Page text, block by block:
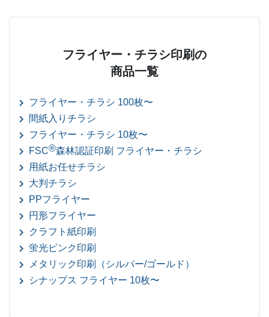
フライヤー・チラシ印刷の
商品一覧
フライヤー・チラシ 100枚〜
間紙入りチラシ
フライヤー・チラシ 10枚〜
FSC®森林認証印刷 フライヤー・チラシ
用紙お任せチラシ
大判チラシ
PPフライヤー
円形フライヤー
クラフト紙印刷
蛍光ピンク印刷
メタリック印刷（シルバー/ゴールド）
シナップス フライヤー 10枚〜